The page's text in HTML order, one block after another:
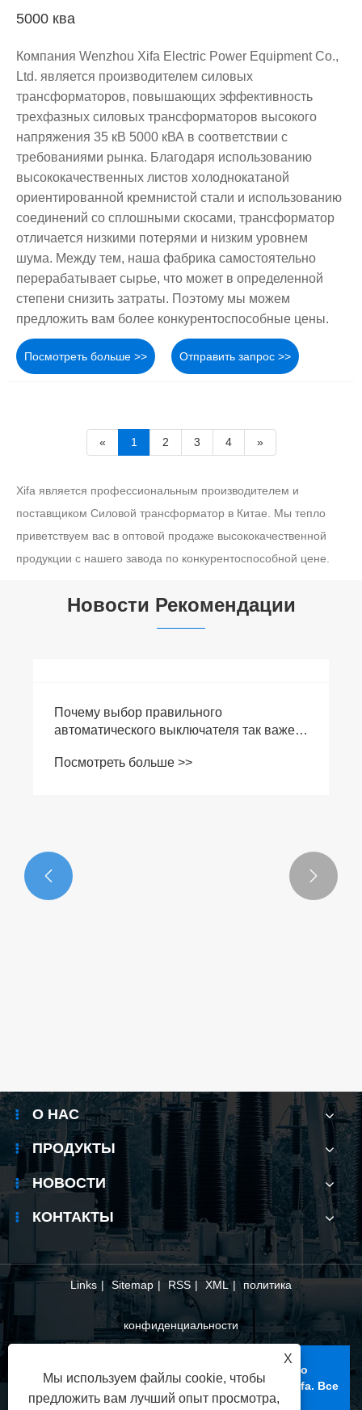
5000 ква
Компания Wenzhou Xifa Electric Power Equipment Co.,
Ltd. является производителем силовых
трансформаторов, повышающих эффективность
трехфазных силовых трансформаторов высокого
напряжения 35 кВ 5000 кВА в соответствии с
требованиями рынка. Благодаря использованию
высококачественных листов холоднокатаной
ориентированной кремнистой стали и использованию
соединений со сплошными скосами, трансформатор
отличается низкими потерями и низким уровнем
шума. Между тем, наша фабрика самостоятельно
перерабатывает сырье, что может в определенной
степени снизить затраты. Поэтому мы можем
предложить вам более конкурентоспособные цены.
Посмотреть больше >> Отправить запрос >>
« 1 2 3 4 »
Xifa является профессиональным производителем и
поставщиком Силовой трансформатор в Китае. Мы тепло
приветствуем вас в оптовой продаже высококачественной
продукции с нашего завода по конкурентоспособной цене.
Новости Рекомендации
 
О НАС
ПРОДУКТЫ
НОВОСТИ
КОНТАКТЫ
Links | Sitemap | RSS | XML | политика
конфиденциальности
Copyright © 2025 Вэньчжоуская компания по
производству электрического оборудования Xifa. Все
права защищены.
X
Мы используем файлы cookie, чтобы
предложить вам лучший опыт просмотра,